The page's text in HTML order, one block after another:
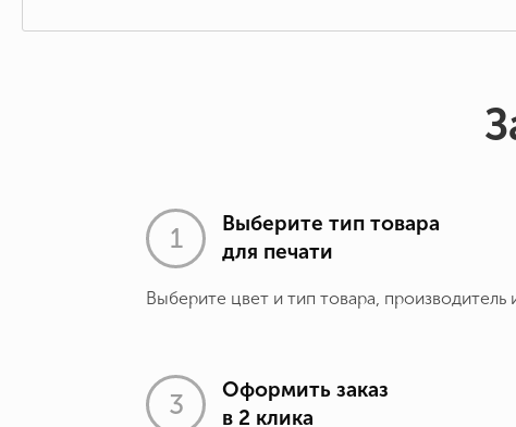
Выберите тип товара
для печати
Выберите цвет и тип товара, производитель
Оформить заказ
в 2 клика